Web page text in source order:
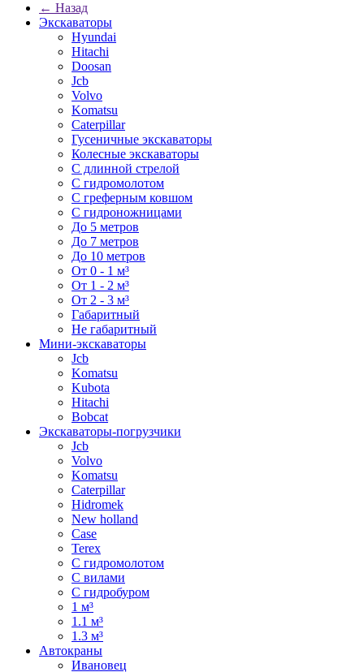
← Назад
Экскаваторы
Hyundai
Hitachi
Doosan
Jcb
Volvo
Komatsu
Caterpillar
Гусеничные экскаваторы
Колесные экскаваторы
С длинной стрелой
С гидромолотом
С греферным ковшом
С гидроножницами
До 5 метров
До 7 метров
До 10 метров
От 0 - 1 м³
От 1 - 2 м³
От 2 - 3 м³
Габаритный
Не габаритный
Мини-экскаваторы
Jcb
Komatsu
Kubota
Hitachi
Bobcat
Экскаваторы-погрузчики
Jcb
Volvo
Komatsu
Caterpillar
Hidromek
New holland
Case
Terex
С гидромолотом
С вилами
С гидробуром
1 м³
1.1 м³
1.3 м³
Автокраны
Ивановец